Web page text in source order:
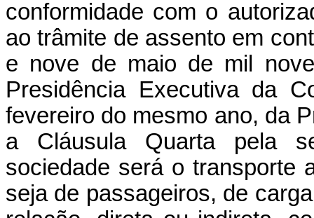
conformidade com o
ao trâmite de assento em
e nove de maio de mil
Presidência Executiva da
fevereiro do mesmo ano, da
a Cláusula Quarta pela
sociedade será o transporte
seja de passageiros, de